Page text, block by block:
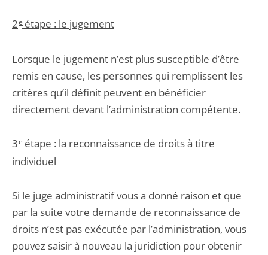
2eétape : le jugement
Lorsque le jugement n’est plus susceptible d’être
remis en cause, les personnes qui remplissent les
critères qu’il définit peuvent en bénéficier
directement devant l’administration compétente.
3eétape : la reconnaissance de droits à titre
individuel
Si le juge administratif vous a donné raison et que
par la suite votre demande de reconnaissance de
droits n’est pas exécutée par l’administration, vous
pouvez saisir à nouveau la juridiction pour obtenir